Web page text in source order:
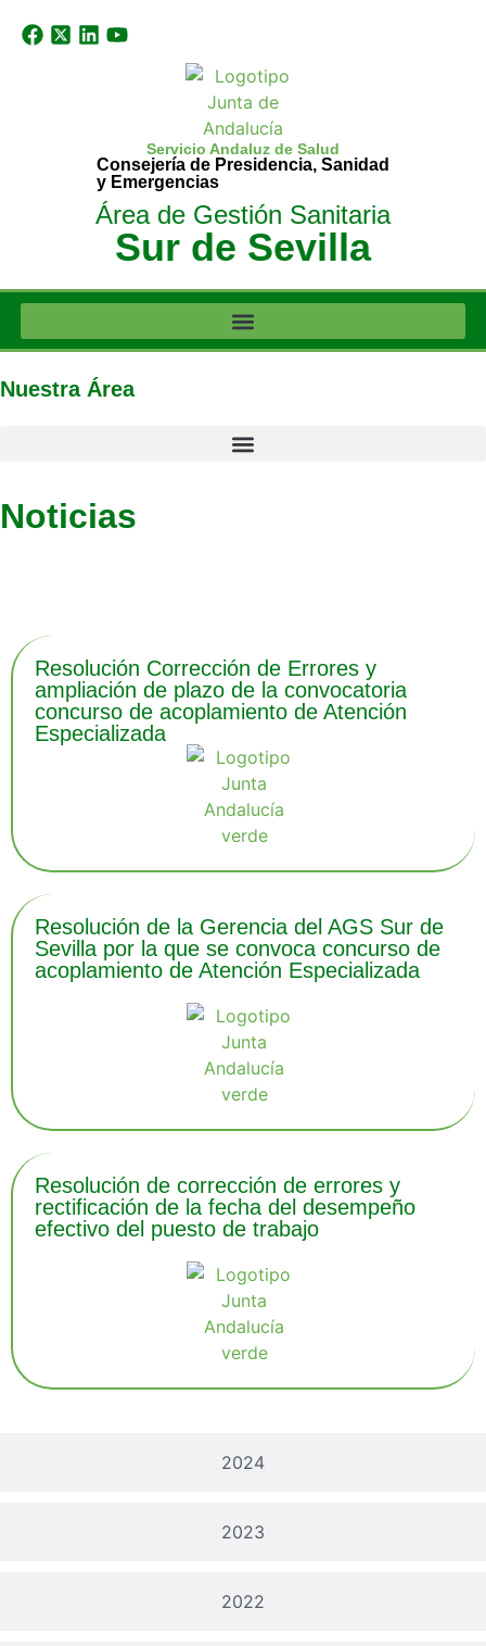
Servicio Andaluz de Salud
Consejería de Presidencia, Sanidad
y Emergencias
Área de Gestión Sanitaria
Sur de Sevilla
Nuestra Área
Noticias
2024
2023
2022
Resolución Corrección de Errores y
ampliación de plazo de la convocatoria
concurso de acoplamiento de Atención
Especializada
Resolución de la Gerencia del AGS Sur de
Sevilla por la que se convoca concurso de
acoplamiento de Atención Especializada
Resolución de corrección de errores y
rectificación de la fecha del desempeño
efectivo del puesto de trabajo